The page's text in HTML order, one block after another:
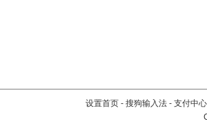
设置首页 - 搜狗输入法 - 支付中心